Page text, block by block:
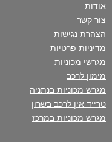
אודות
צור קשר
הצהרת נגישות
מדיניות פרטיות
מגרשי מכוניות
מימון לרכב
מגרש מכוניות בנתניה
טרייד אין לרכב בשרון
מגרש מכוניות במרכז